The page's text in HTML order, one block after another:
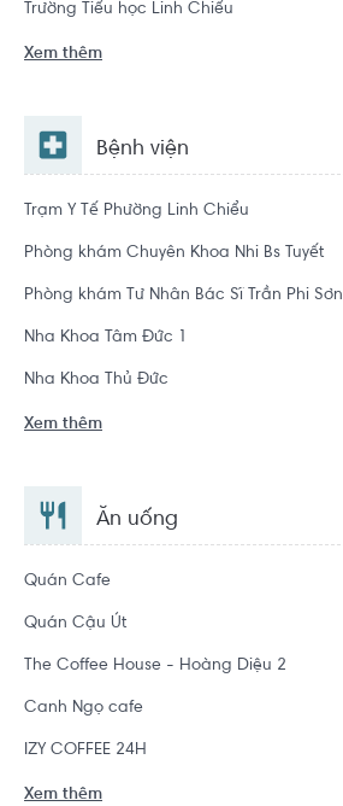
Trường Tiểu học Linh Chiểu
Xem thêm
Bệnh viện
Trạm Y Tế Phường Linh Chiểu
Phòng khám Chuyên Khoa Nhi Bs Tuyết
Phòng khám Tư Nhân Bác Sĩ Trần Phi Sơn
Nha Khoa Tâm Đức 1
Nha Khoa Thủ Đức
Xem thêm
Ăn uống
Quán Cafe
Quán Cậu Út
The Coffee House - Hoàng Diệu 2
Canh Ngọ cafe
IZY COFFEE 24H
Xem thêm